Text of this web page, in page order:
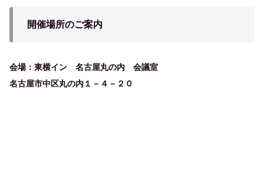
開催場所のご案内
会場：東横イン 名古屋丸の内 会議室
名古屋市中区丸の内１－４－２０